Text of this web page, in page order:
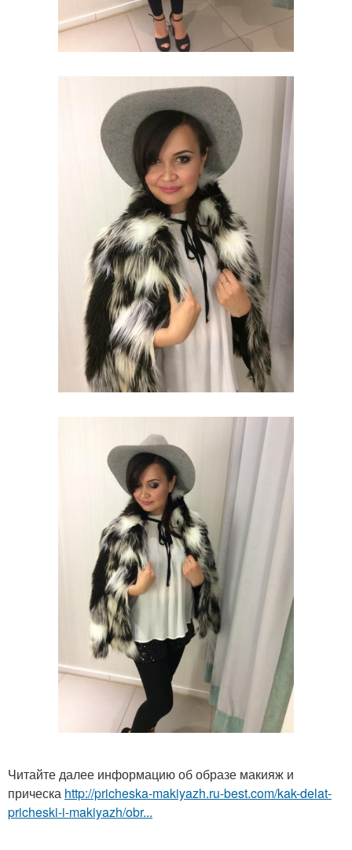
Читайте далее информацию об образе макияж и
прическа http://pricheska-makiyazh.ru-best.com/kak-delat-
pricheski-i-makiyazh/obr...